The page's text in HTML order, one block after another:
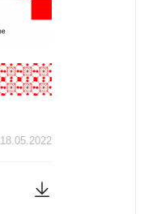
18.05.2022